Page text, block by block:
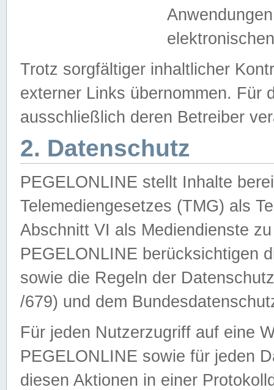
Trotz sorgfältiger inhaltlicher
externer Links übernommen. Für
ausschließlich deren Betreiber
2. Datenschutz
PEGELONLINE stellt Inhalte
Telemediengesetzes (TMG) als
Abschnitt VI als Mediendienste
PEGELONLINE berücksichtigen
sowie die Regeln der
/679) und dem
Für jeden Nutzerzugriff auf eine
PEGELONLINE sowie für jeden
diesen Aktionen in einer